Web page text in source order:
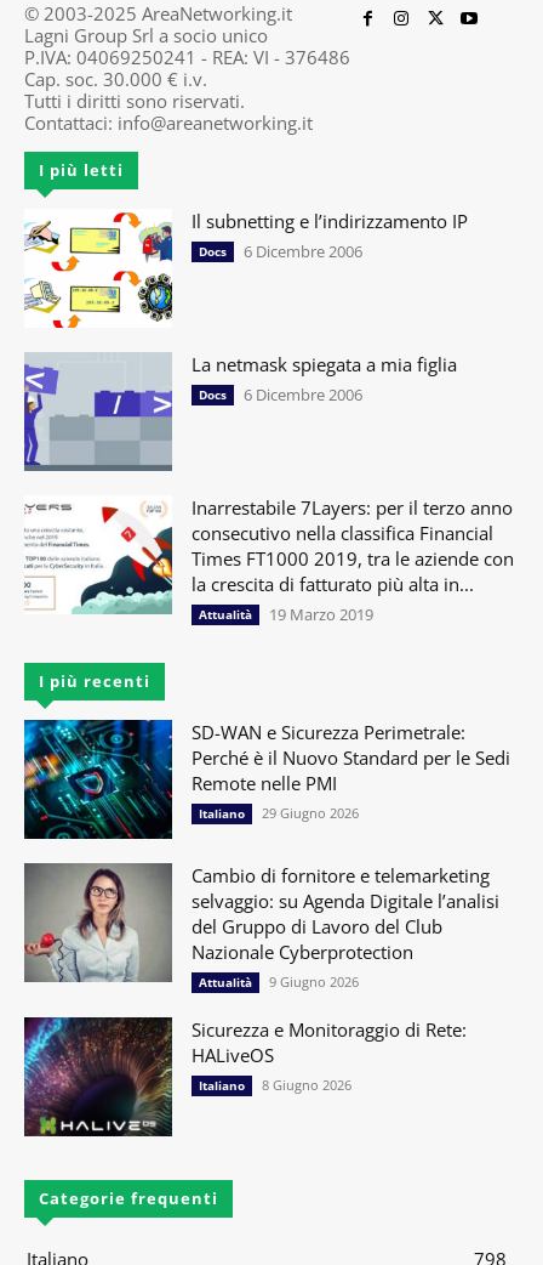
© 2003-2025 AreaNetworking.it
Lagni Group Srl a socio unico
P.IVA: 04069250241 - REA: VI - 376486
Cap. soc. 30.000 € i.v.
Tutti i diritti sono riservati.
Contattaci: info@areanetworking.it
I più letti
Il subnetting e l’indirizzamento IP
Docs 6 Dicembre 2006
La netmask spiegata a mia figlia
Docs 6 Dicembre 2006
Inarrestabile 7Layers: per il terzo anno
consecutivo nella classifica Financial
Times FT1000 2019, tra le aziende con
la crescita di fatturato più alta in...
Attualità 19 Marzo 2019
I più recenti
SD-WAN e Sicurezza Perimetrale:
Perché è il Nuovo Standard per le Sedi
Remote nelle PMI
Italiano 29 Giugno 2026
Cambio di fornitore e telemarketing
selvaggio: su Agenda Digitale l’analisi
del Gruppo di Lavoro del Club
Nazionale Cyberprotection
Attualità 9 Giugno 2026
Sicurezza e Monitoraggio di Rete:
HALiveOS
Italiano 8 Giugno 2026
Categorie frequenti
Italiano 798